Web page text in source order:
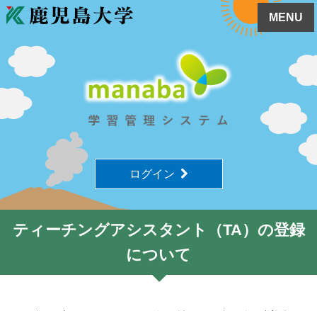
MENU
ログイン
ティーチングアシスタント（TA）の登録
について